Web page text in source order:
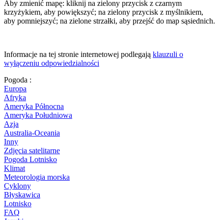
Aby zmienić mapę: kliknij na zielony przycisk z czarnym
krzyżykiem, aby powiększyć; na zielony przycisk z myślnikiem,
aby pomniejszyć; na zielone strzałki, aby przejść do map sąsiednich.
Informacje na tej stronie internetowej podlegają klauzuli o
wyłączeniu odpowiedzialności
Pogoda :
Europa
Afryka
Ameryka Północna
Ameryka Południowa
Azja
Australia-Oceania
Inny
Zdjęcia satelitarne
Pogoda Lotnisko
Klimat
Meteorologia morska
Cyklony
Błyskawica
Lotnisko
FAQ